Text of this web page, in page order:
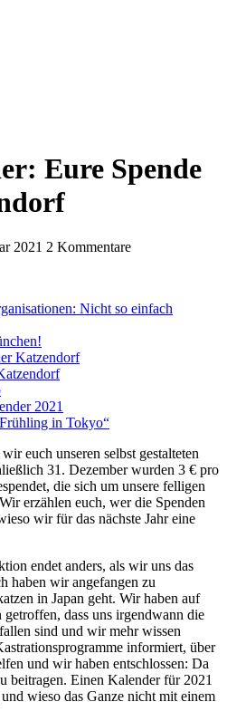
Eure Spende
2021 2 Kommentare
Nicht so einfach
Katzendorf
2021
in Tokyo“
euch unseren selbst gestalteten
31. Dezember wurden 3 € pro
die sich um unsere felligen
erzählen euch, wer die Spenden
wir für das nächste Jahr eine
endet anders, als wir uns das
haben wir angefangen zu
in Japan geht. Wir haben auf
dass uns irgendwann die
sind und wir mehr wissen
informiert, über
und wir haben entschlossen: Da
beitragen. Einen Kalender für 2021
wieso das Ganze nicht mit einem